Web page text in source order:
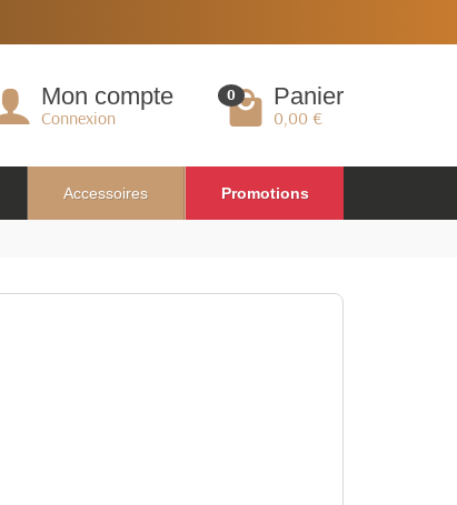
Mon compte
Connexion
0 Panier
0,00 €
Accessoires Promotions